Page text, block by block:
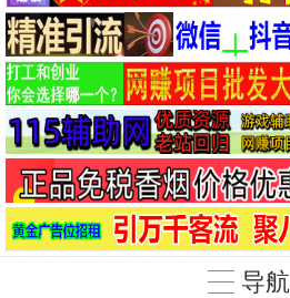
导航